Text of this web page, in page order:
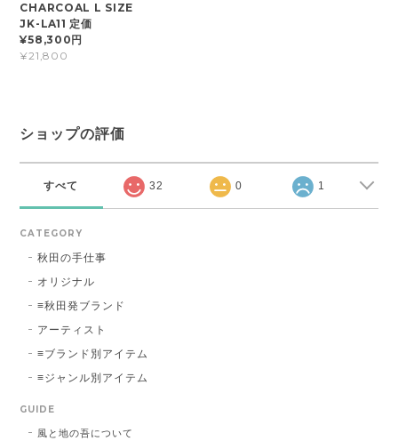
CHARCOAL L SIZE
JK-LA11 定価
¥58,300円
¥21,800
ショップの評価
すべて 32 0 1
CATEGORY
秋田の手仕事
オリジナル
≡秋田発ブランド
アーティスト
≡ブランド別アイテム
≡ジャンル別アイテム
GUIDE
風と地の吾について